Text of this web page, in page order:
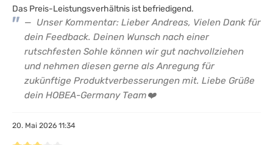
Das Preis-Leistungsverhältnis ist befriedigend.
Unser Kommentar: Lieber Andreas, Vielen Dank für
dein Feedback. Deinen Wunsch nach einer
rutschfesten Sohle können wir gut nachvollziehen
und nehmen diesen gerne als Anregung für
zukünftige Produktverbesserungen mit. Liebe Grüße
dein HOBEA-Germany Team❤️
20. Mai 2026 11:34